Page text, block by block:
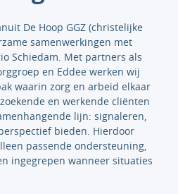
De Hoop GGZ (christelijke
samenwerkingen met
Schiedam. Met partners als
en Eddee werken wij
waarin zorg en arbeid elkaar
en werkende cliënten
lijn: signaleren,
bieden. Hierdoor
passende ondersteuning,
ingegrepen wanneer situaties